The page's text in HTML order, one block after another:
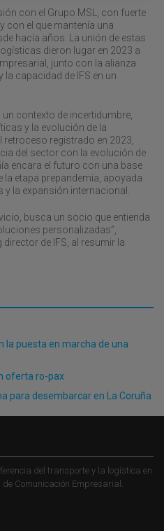
con el Grupo MSL, con fuerte
con el que mantenía una
hacía años. La unión de estas
dieron lugar en 2023 a
junto con la alianza
la capacidad de IFS en un
un contexto de incertidumbre,
y la evolución de la
registrado en 2023,
del sector con la evolución de
encara el futuro con una base
etapa prepandemia, apoyada
y la expansión internacional.
busca un socio que entienda
personalizadas”,
de IFS, al resumir la
la puesta en marcha de una
oferta ro-pax
para desembarcar en La Coruña
del transporte y la logística en
Comunicación Empresarial.